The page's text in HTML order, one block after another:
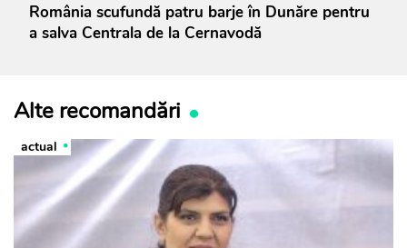
România scufundă patru barje în Dunăre pentru
a salva Centrala de la Cernavodă
Alte recomandări
actual